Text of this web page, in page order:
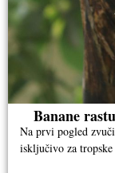
Banane
Na prvi pogled
isključivo za